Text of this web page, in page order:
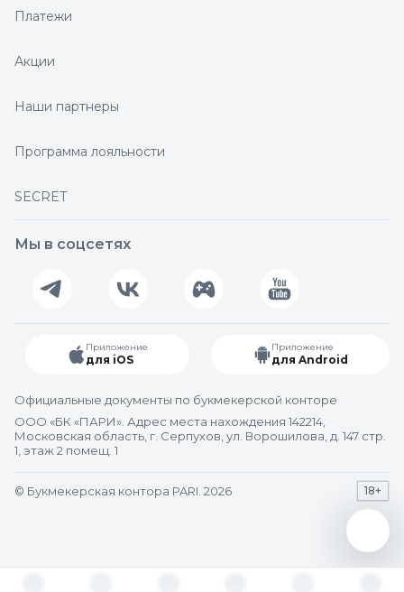
Платежи
Акции
Наши партнеры
Программа лояльности
SECRET
Мы в соцсетях
Приложение
для iOS
Приложение
для Android
Официальные документы по букмекерской конторе
ООО «БК «ПАРИ». Адрес места нахождения 142214,
Московская область, г. Серпухов, ул. Ворошилова, д. 147 стр.
1, этаж 2 помещ. 1
© Букмекерская контора PARI. 2026 18+